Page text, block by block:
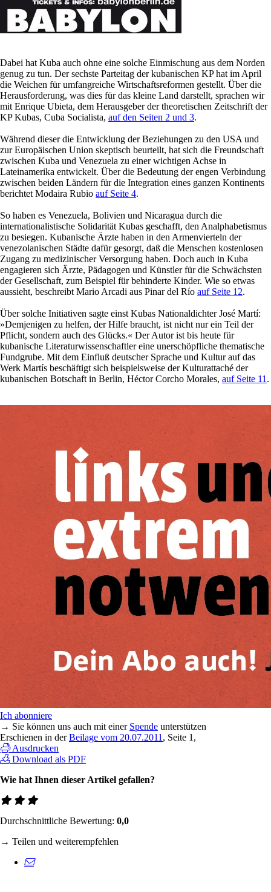
Dabei hat Kuba auch ohne eine solche Einmischung aus dem Norden
genug zu tun. Der sechste Parteitag der kubanischen KP hat im April
die Weichen für umfangreiche Wirtschaftsreformen gestellt. Über die
Herausforderung, was dies für das kleine Land darstellt, sprachen wir
mit Enrique Ubieta, dem Herausgeber der theoretischen Zeitschrift der
KP Kubas, Cuba Socialista, auf den Seiten 2 und 3.
Während dieser die Entwicklung der Beziehungen zu den USA und
zur Europäischen Union skeptisch beurteilt, hat sich die Freundschaft
zwischen Kuba und Venezuela zu einer wichtigen Achse in
Lateinamerika entwickelt. Über die Bedeutung der engen Verbindung
zwischen beiden Ländern für die Integration eines ganzen Kontinents
berichtet Modaira Rubio auf Seite 4.
So haben es Venezuela, Bolivien und Nicaragua durch die
internationalistische Solidarität Kubas geschafft, den Analphabetismus
zu besiegen. Kubanische Ärzte haben in den Armenvierteln der
venezolanischen Städte dafür gesorgt, daß die Menschen kostenlosen
Zugang zu medizinischer Versorgung haben. Doch auch in Kuba
engagieren sich Ärzte, Pädagogen und Künstler für die Schwächsten
der Gesellschaft, zum Beispiel für behinderte Kinder. Wie so etwas
aussieht, beschreibt Mario Arcadi aus Pinar del Río auf Seite 12.
Über solche Initiativen sagte einst Kubas Nationaldichter José Martí:
»Demjenigen zu helfen, der Hilfe braucht, ist nicht nur ein Teil der
Pflicht, sondern auch des Glücks.« Der Autor ist bis heute für
kubanische Literaturwissenschaftler eine unerschöpfliche thematische
Fundgrube. Mit dem Einfluß deutscher Sprache und Kultur auf das
Werk Martís beschäftigt sich beispielsweise der Kulturattaché der
kubanischen Botschaft in Berlin, Héctor Corcho Morales, auf Seite 11 .
Ich abonniere
→ Sie können uns auch mit einer Spende unterstützen
Erschienen in derBeilage vom 20.07.2011 , Seite 1,
Ausdrucken
Download als PDF
Wie hat Ihnen dieser Artikel gefallen?
Durchschnittliche Bewertung: 0,0
→ Teilen und weiterempfehlen